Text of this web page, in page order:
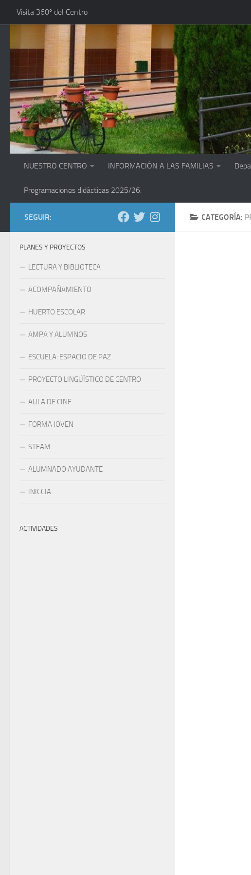
Saltar al contenido
Visita 360º del Centro
NUESTRO CENTRO INFORMACIÓN A LAS FAMILIAS
Programaciones didácticas 2025/26.
CATEGORÍA:
SEGUIR:
PLANES Y PROYECTOS
LECTURA Y BIBLIOTECA
ACOMPAÑAMIENTO
HUERTO ESCOLAR
AMPA Y ALUMNOS
ESCUELA: ESPACIO DE PAZ
PROYECTO LINGÜÍSTICO DE CENTRO
AULA DE CINE
FORMA JOVEN
STEAM
ALUMNADO AYUDANTE
INICCIA
ACTIVIDADES